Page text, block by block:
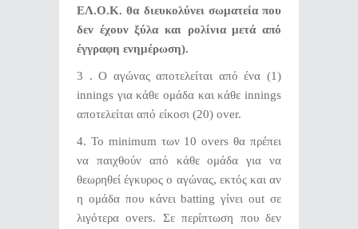
ΕΛ.Ο.Κ. θα διευκολύνει σωματεία που
δεν έχουν ξύλα και ρολίνια μετά από
έγγραφη ενημέρωση).
3 . Ο αγώνας αποτελείται από ένα (1)
innings για κάθε ομάδα και κάθε innings
αποτελείται από είκοσι (20) over.
4. Το minimum των 10 overs θα πρέπει
να παιχθούν από κάθε ομάδα για να
θεωρηθεί έγκυρος ο αγώνας, εκτός και αν
η ομάδα που κάνει batting γίνει out σε
λιγότερα overs. Σε περίπτωση που δεν